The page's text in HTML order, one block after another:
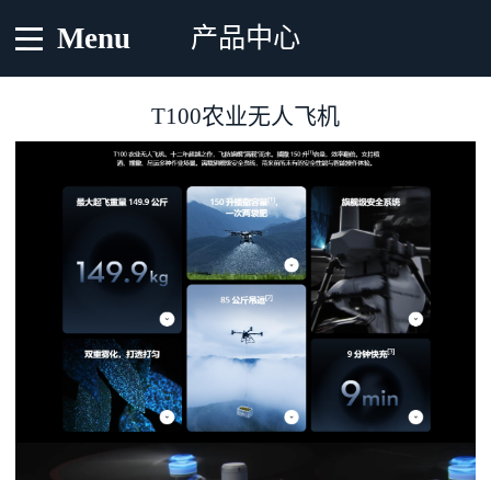
产品中心
Menu
T100农业无人飞机